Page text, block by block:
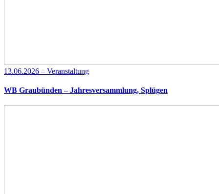
13.06.2026 – Veranstaltung
WB Graubünden – Jahresversammlung, Splügen